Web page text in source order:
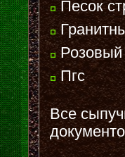
Песок
Розовый
Пгс
Все